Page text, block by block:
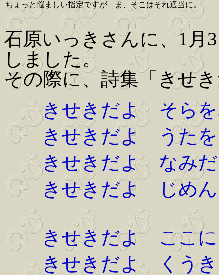
ちょっと悩ましい指定ですが、ま、そこはそれ適当に。
石原いっきさんに、1月
しました。
その際に、詩集「きせ
きせきだよ そらを
きせきだよ うたを
きせきだよ なみだ
きせきだよ じめん
きせきだよ ここに
きせきだよ くうき